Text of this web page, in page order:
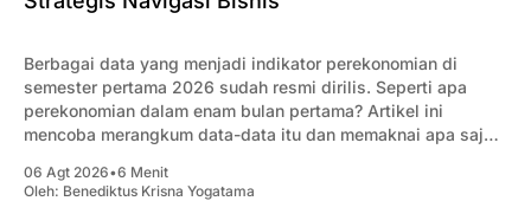
Berbagai data yang menjadi indikator perekonomian di
semester pertama 2026 sudah resmi dirilis. Seperti apa
perekonomian dalam enam bulan pertama? Artikel ini
mencoba merangkum data-data itu dan memaknai apa saja
06 Agt 2026•6 Menit
Oleh: Benediktus Krisna Yogatama